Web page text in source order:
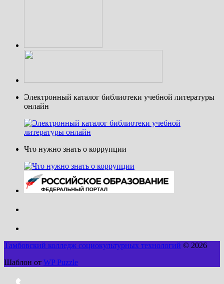
Электронный каталог библиотеки учебной литературы
онлайн
Что нужно знать о коррупции
Тамбовский колледж социокультурных технологий © 2026
Шаблон от WP Puzzle